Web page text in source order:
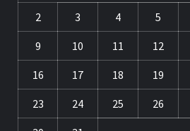
2 3 4 5
9 10 11 12
16 17 18 19
23 24 25 26